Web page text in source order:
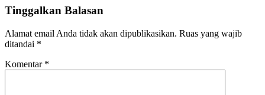
Tinggalkan Balasan
Alamat email Anda tidak akan dipublikasikan. Ruas yang wajib
ditandai *
Komentar *